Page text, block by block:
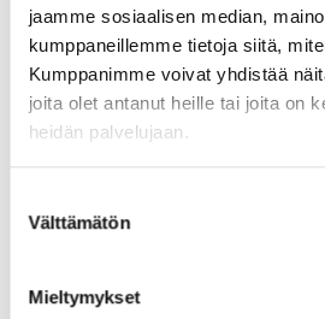
jaamme sosiaalisen median,
kumppaneillemme tietoja siitä,
Kumppanimme voivat yhdistää
joita olet antanut heille tai joita on
heidän palvelujaan.
valinta
Välttämätön
Mieltymykset